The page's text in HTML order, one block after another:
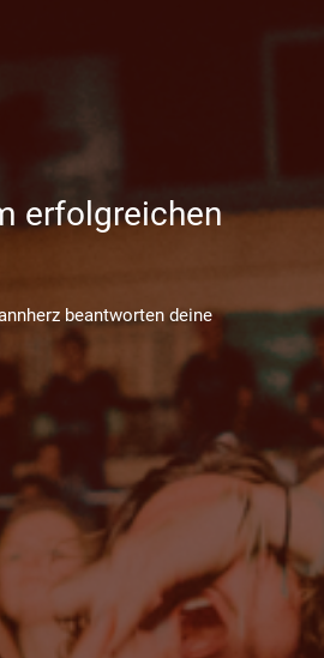
erfolgreichen
beantworten deine